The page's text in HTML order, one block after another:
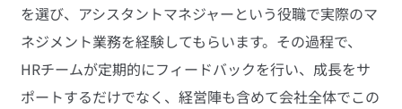
を選び、アシスタントマネジャーという役職で実際のマ
ネジメント業務を経験してもらいます。その過程で、
HRチームが定期的にフィードバックを行い、成長をサ
ポートするだけでなく、経営陣も含めて会社全体でこの